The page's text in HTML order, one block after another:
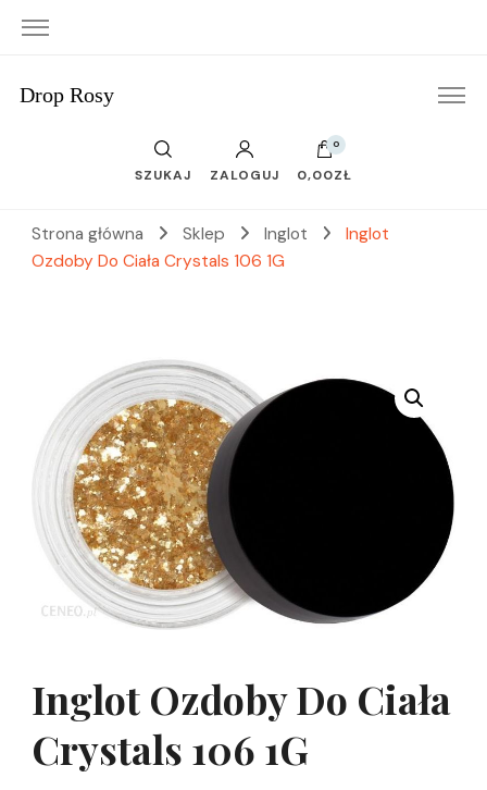
Drop Rosy
SZUKAJ ZALOGUJ
0
0,00ZŁ
Strona główna Sklep Inglot
Inglot
Ozdoby Do Ciała Crystals 106 1G
Inglot Ozdoby Do Ciała
Crystals 106 1G